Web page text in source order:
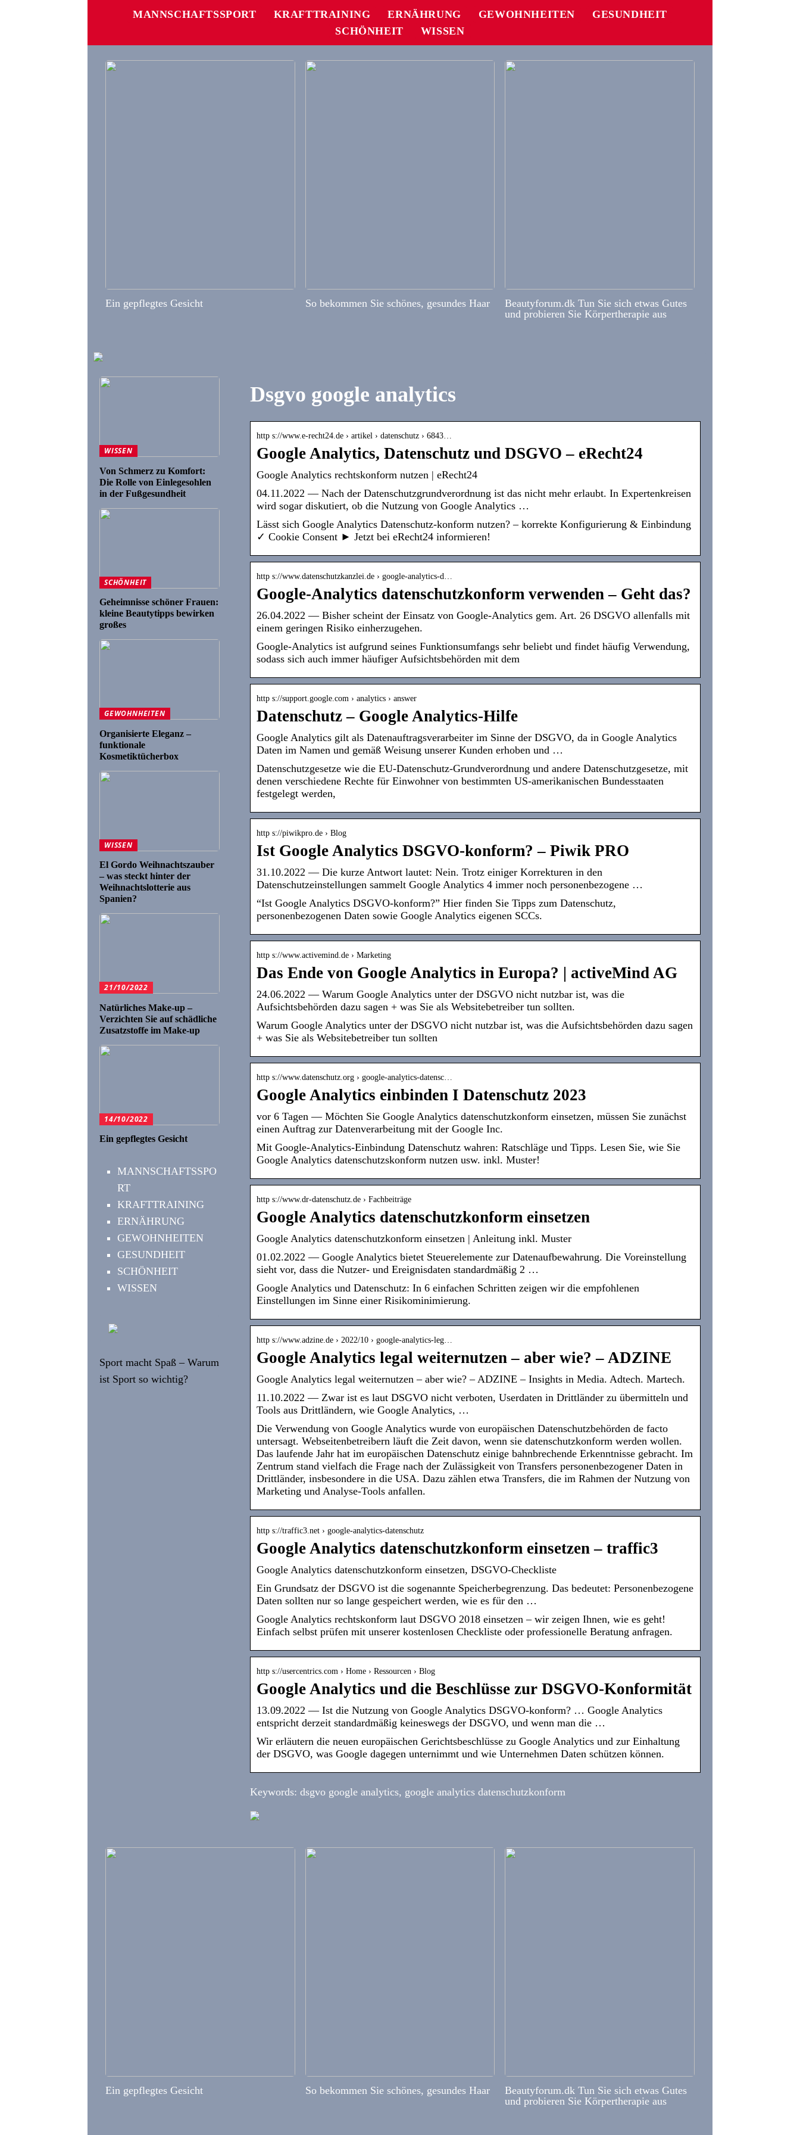
MANNSCHAFTSSPORT KRAFTTRAINING ERNÄHRUNG GEWOHNHEITEN
GESUNDHEIT
SCHÖNHEIT
WISSEN
Ein gepflegtes Gesicht So bekommen Sie schönes, gesundes Haar
Beautyforum.dk Tun Sie sich etwas Gutes
und probieren Sie Körpertherapie aus
Dsgvo google analytics
http s://www.e-recht24.de › artikel › datenschutz › 6843…
Google Analytics, Datenschutz und DSGVO – eRecht24
Google Analytics rechtskonform nutzen | eRecht24
04.11.2022 — Nach der Datenschutzgrundverordnung ist das nicht mehr erlaubt. In Expertenkreisen
wird sogar diskutiert, ob die Nutzung von Google Analytics …
Lässt sich Google Analytics Datenschutz-konform nutzen? – korrekte Konfigurierung & Einbindung
✓ Cookie Consent ► Jetzt bei eRecht24 informieren!
http s://www.datenschutzkanzlei.de › google-analytics-d…
Google-Analytics datenschutzkonform verwenden – Geht das?
26.04.2022 — Bisher scheint der Einsatz von Google-Analytics gem. Art. 26 DSGVO allenfalls mit
einem geringen Risiko einherzugehen.
Google-Analytics ist aufgrund seines Funktionsumfangs sehr beliebt und findet häufig Verwendung,
sodass sich auch immer häufiger Aufsichtsbehörden mit dem
http s://support.google.com › analytics › answer
Datenschutz – Google Analytics-Hilfe
Google Analytics gilt als Datenauftragsverarbeiter im Sinne der DSGVO, da in Google Analytics
Daten im Namen und gemäß Weisung unserer Kunden erhoben und …
Datenschutzgesetze wie die EU-Datenschutz-Grundverordnung und andere Datenschutzgesetze, mit
denen verschiedene Rechte für Einwohner von bestimmten US-amerikanischen Bundesstaaten
festgelegt werden,
http s://piwikpro.de › Blog
Ist Google Analytics DSGVO-konform? – Piwik PRO
31.10.2022 — Die kurze Antwort lautet: Nein. Trotz einiger Korrekturen in den
Datenschutzeinstellungen sammelt Google Analytics 4 immer noch personenbezogene …
“Ist Google Analytics DSGVO-konform?” Hier finden Sie Tipps zum Datenschutz,
personenbezogenen Daten sowie Google Analytics eigenen SCCs.
http s://www.activemind.de › Marketing
Das Ende von Google Analytics in Europa? | activeMind AG
24.06.2022 — Warum Google Analytics unter der DSGVO nicht nutzbar ist, was die
Aufsichtsbehörden dazu sagen + was Sie als Websitebetreiber tun sollten.
Warum Google Analytics unter der DSGVO nicht nutzbar ist, was die Aufsichtsbehörden dazu sagen
+ was Sie als Websitebetreiber tun sollten
http s://www.datenschutz.org › google-analytics-datensc…
Google Analytics einbinden I Datenschutz 2023
vor 6 Tagen — Möchten Sie Google Analytics datenschutzkonform einsetzen, müssen Sie zunächst
einen Auftrag zur Datenverarbeitung mit der Google Inc.
Mit Google-Analytics-Einbindung Datenschutz wahren: Ratschläge und Tipps. Lesen Sie, wie Sie
Google Analytics datenschutzskonform nutzen usw. inkl. Muster!
http s://www.dr-datenschutz.de › Fachbeiträge
Google Analytics datenschutzkonform einsetzen
Google Analytics datenschutzkonform einsetzen | Anleitung inkl. Muster
01.02.2022 — Google Analytics bietet Steuerelemente zur Datenaufbewahrung. Die Voreinstellung
sieht vor, dass die Nutzer- und Ereignisdaten standardmäßig 2 …
Google Analytics und Datenschutz: In 6 einfachen Schritten zeigen wir die empfohlenen
Einstellungen im Sinne einer Risikominimierung.
http s://www.adzine.de › 2022/10 › google-analytics-leg…
Google Analytics legal weiternutzen – aber wie? – ADZINE
Google Analytics legal weiternutzen – aber wie? – ADZINE – Insights in Media. Adtech. Martech.
11.10.2022 — Zwar ist es laut DSGVO nicht verboten, Userdaten in Drittländer zu übermitteln und
Tools aus Drittländern, wie Google Analytics, …
Die Verwendung von Google Analytics wurde von europäischen Datenschutzbehörden de facto
untersagt. Webseitenbetreibern läuft die Zeit davon, wenn sie datenschutzkonform werden wollen.
Das laufende Jahr hat im europäischen Datenschutz einige bahnbrechende Erkenntnisse gebracht. Im
Zentrum stand vielfach die Frage nach der Zulässigkeit von Transfers personenbezogener Daten in
Drittländer, insbesondere in die USA. Dazu zählen etwa Transfers, die im Rahmen der Nutzung von
Marketing und Analyse-Tools anfallen.
http s://traffic3.net › google-analytics-datenschutz
Google Analytics datenschutzkonform einsetzen – traffic3
Google Analytics datenschutzkonform einsetzen, DSGVO-Checkliste
Ein Grundsatz der DSGVO ist die sogenannte Speicherbegrenzung. Das bedeutet: Personenbezogene
Daten sollten nur so lange gespeichert werden, wie es für den …
Google Analytics rechtskonform laut DSGVO 2018 einsetzen – wir zeigen Ihnen, wie es geht!
Einfach selbst prüfen mit unserer kostenlosen Checkliste oder professionelle Beratung anfragen.
http s://usercentrics.com › Home › Ressourcen › Blog
Google Analytics und die Beschlüsse zur DSGVO-Konformität
13.09.2022 — Ist die Nutzung von Google Analytics DSGVO-konform? … Google Analytics
entspricht derzeit standardmäßig keineswegs der DSGVO, und wenn man die …
Wir erläutern die neuen europäischen Gerichtsbeschlüsse zu Google Analytics und zur Einhaltung
der DSGVO, was Google dagegen unternimmt und wie Unternehmen Daten schützen können.
Keywords: dsgvo google analytics, google analytics datenschutzkonform
WISSEN
Von Schmerz zu Komfort:
Die Rolle von Einlegesohlen
in der Fußgesundheit
SCHÖNHEIT
Geheimnisse schöner Frauen:
kleine Beautytipps bewirken
großes
GEWOHNHEITEN
Organisierte Eleganz –
funktionale
Kosmetiktücherbox
WISSEN
El Gordo Weihnachtszauber
– was steckt hinter der
Weihnachtslotterie aus
Spanien?
21/10/2022
Natürliches Make-up –
Verzichten Sie auf schädliche
Zusatzstoffe im Make-up
14/10/2022
Ein gepflegtes Gesicht
MANNSCHAFTSSPO
RT
KRAFTTRAINING
ERNÄHRUNG
GEWOHNHEITEN
GESUNDHEIT
SCHÖNHEIT
WISSEN
Sport macht Spaß – Warum
ist Sport so wichtig?
Ein gepflegtes Gesicht So bekommen Sie schönes, gesundes Haar
Beautyforum.dk Tun Sie sich etwas Gutes
und probieren Sie Körpertherapie aus